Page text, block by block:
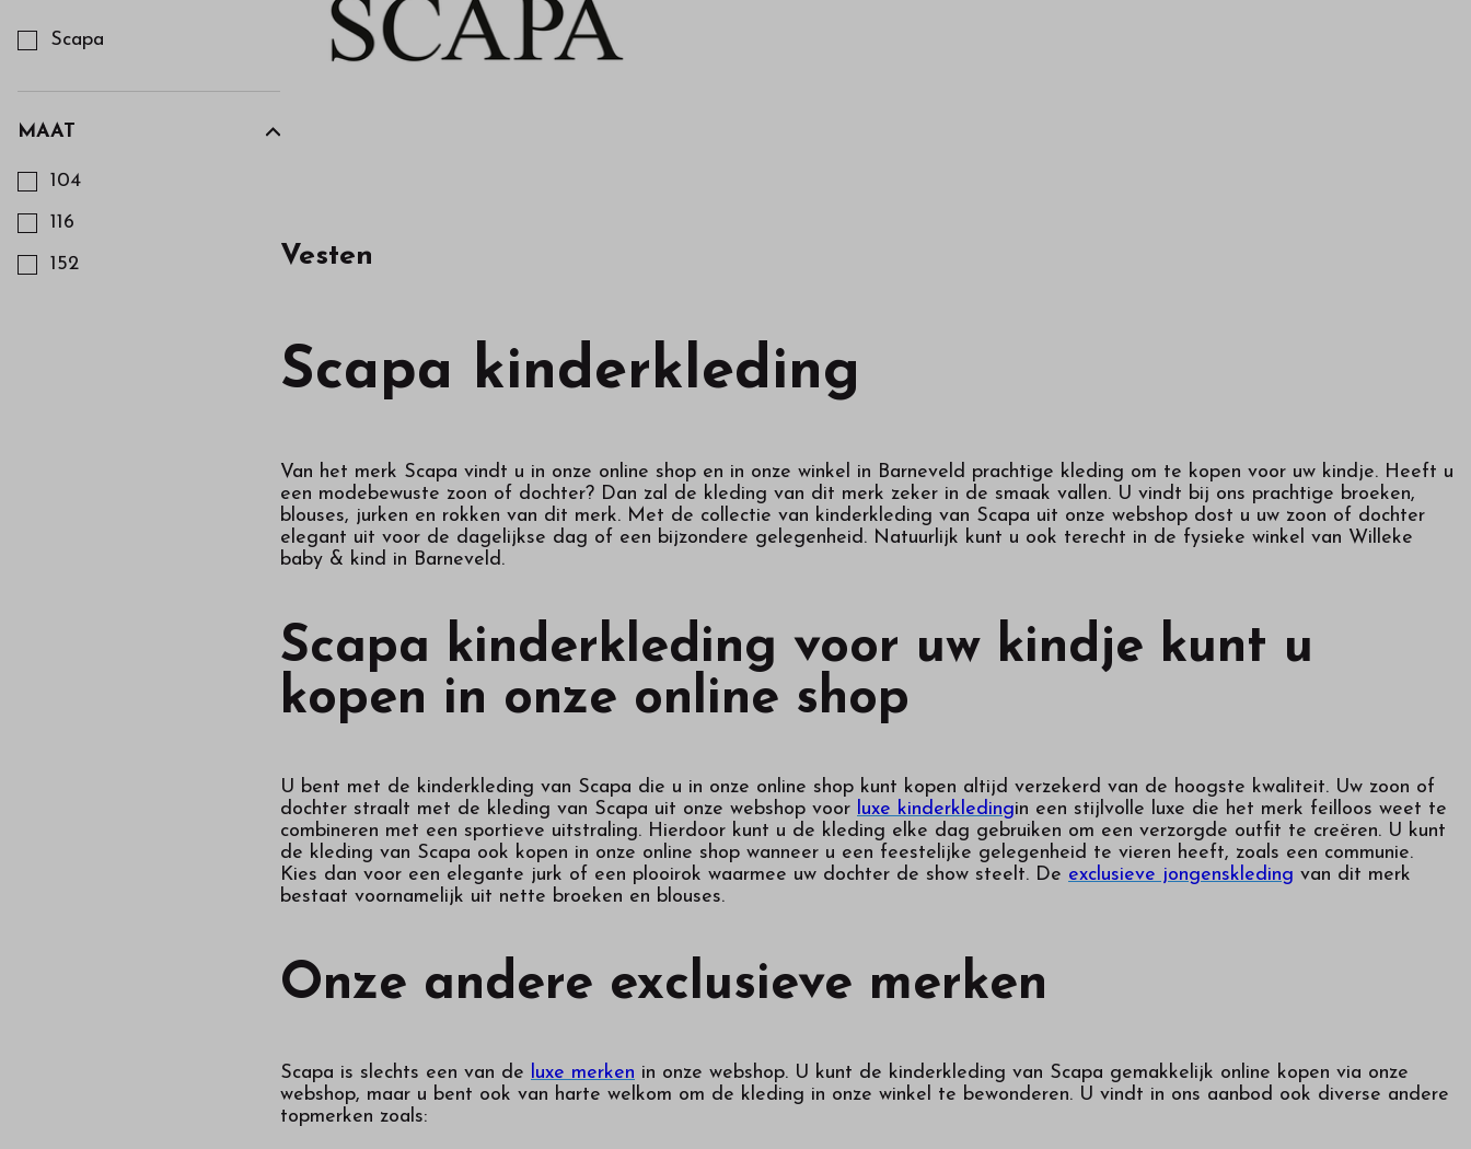
Scapa
MAAT
104
116
152
Vesten
Scapa kinderkleding
Van het merk Scapa vindt u in onze online shop en in onze winkel in Barneveld prachtige kleding om te kopen voor uw kindje. Heeft u
een modebewuste zoon of dochter? Dan zal de kleding van dit merk zeker in de smaak vallen. U vindt bij ons prachtige broeken,
blouses, jurken en rokken van dit merk. Met de collectie van kinderkleding van Scapa uit onze webshop dost u uw zoon of dochter
elegant uit voor de dagelijkse dag of een bijzondere gelegenheid. Natuurlijk kunt u ook terecht in de fysieke winkel van Willeke
baby & kind in Barneveld.
Scapa kinderkleding voor uw kindje kunt u
kopen in onze online shop
U bent met de kinderkleding van Scapa die u in onze online shop kunt kopen altijd verzekerd van de hoogste kwaliteit. Uw zoon of
dochter straalt met de kleding van Scapa uit onze webshop voor luxe kinderkledingin een stijlvolle luxe die het merk feilloos weet te
combineren met een sportieve uitstraling. Hierdoor kunt u de kleding elke dag gebruiken om een verzorgde outfit te creëren. U kunt
de kleding van Scapa ook kopen in onze online shop wanneer u een feestelijke gelegenheid te vieren heeft, zoals een communie.
Kies dan voor een elegante jurk of een plooirok waarmee uw dochter de show steelt. De exclusieve jongenskleding van dit merk
bestaat voornamelijk uit nette broeken en blouses.
Onze andere exclusieve merken
Scapa is slechts een van de luxe merken in onze webshop. U kunt de kinderkleding van Scapa gemakkelijk online kopen via onze
webshop, maar u bent ook van harte welkom om de kleding in onze winkel te bewonderen. U vindt in ons aanbod ook diverse andere
topmerken zoals: